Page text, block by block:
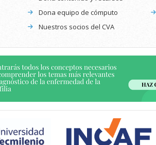
Dona equipo de cómputo
Nuestros socios del CVA